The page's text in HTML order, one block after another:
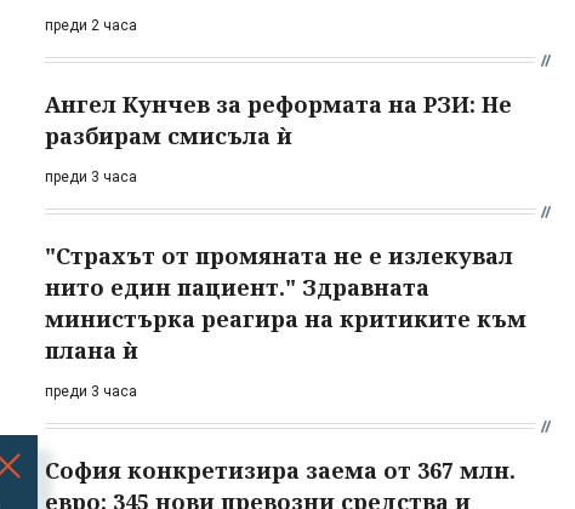
преди 2 часа
Ангел Кунчев за реформата на РЗИ: Не
разбирам смисъла ѝ
преди 3 часа
"Страхът от промяната не е излекувал
нито един пациент." Здравната
министърка реагира на критиките към
плана ѝ
преди 3 часа
София конкретизира заема от 367 млн.
евро: 345 нови превозни средства и